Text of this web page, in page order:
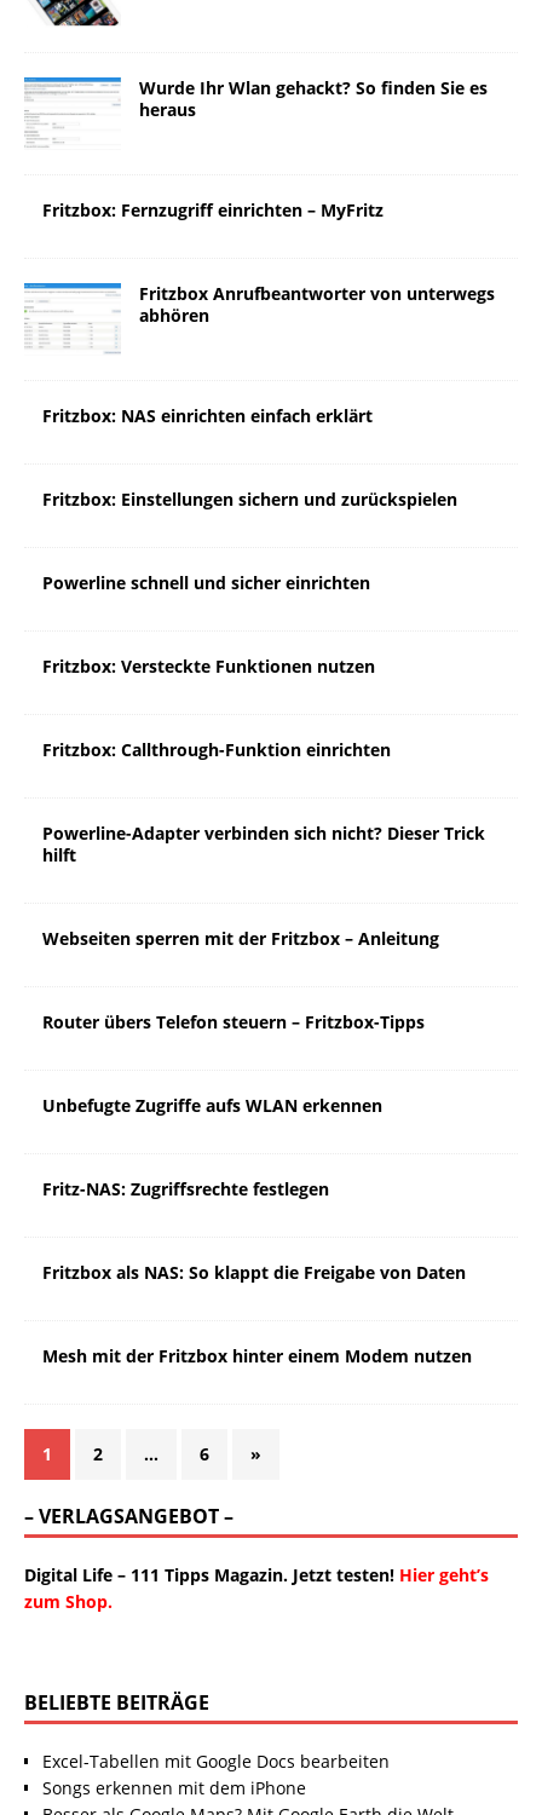
Wurde Ihr Wlan gehackt? So finden Sie es
heraus
Fritzbox: Fernzugriff einrichten – MyFritz
Fritzbox Anrufbeantworter von unterwegs
abhören
Fritzbox: NAS einrichten einfach erklärt
Fritzbox: Einstellungen sichern und zurückspielen
Powerline schnell und sicher einrichten
Fritzbox: Versteckte Funktionen nutzen
Fritzbox: Callthrough-Funktion einrichten
Powerline-Adapter verbinden sich nicht? Dieser Trick
hilft
Webseiten sperren mit der Fritzbox – Anleitung
Router übers Telefon steuern – Fritzbox-Tipps
Unbefugte Zugriffe aufs WLAN erkennen
Fritz-NAS: Zugriffsrechte festlegen
Fritzbox als NAS: So klappt die Freigabe von Daten
Mesh mit der Fritzbox hinter einem Modem nutzen
1 2 … 6 »
– VERLAGSANGEBOT –
Digital Life – 111 Tipps Magazin. Jetzt testen! Hier geht’s
zum Shop.
BELIEBTE BEITRÄGE
Excel-Tabellen mit Google Docs bearbeiten
Songs erkennen mit dem iPhone